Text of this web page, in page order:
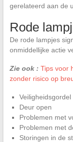
gerelateerd aan de
Rode
De rode lampjes
onmiddellijke actie
Zie ook : Tips voor
zonder risico op
Deur open
Problemen met
Problemen met
Storingen in de